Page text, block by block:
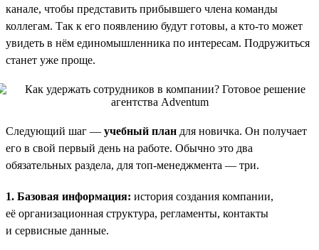
канале, чтобы представить прибывшего члена команды
коллегам. Так к его появлению будут готовы, а кто-то может
увидеть в нём единомышленника по интересам. Подружиться
станет уже проще.
Следующий шаг — учебный план для новичка. Он получает
его в свой первый день на работе. Обычно это два
обязательных раздела, для топ-менеджмента — три.
1. Базовая информация: история создания компании,
её организационная структура, регламенты, контакты
и сервисные данные.